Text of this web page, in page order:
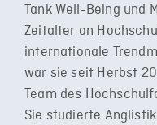
Tank Well-Being und
Zeitalter an
internationale
war sie seit Herbst
Team des
Sie studierte